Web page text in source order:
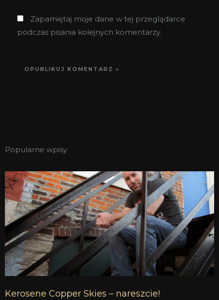
Zapamiętaj moje dane w tej przeglądarce
podczas pisania kolejnych komentarzy.
Popularne wpisy
Kerosene Copper Skies – nareszcie!